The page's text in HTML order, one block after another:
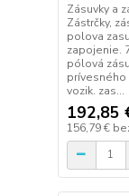
Zásuvky a
Zástrčky,
polova
zapojenie.
pólová
prívesného
vozik. zas...
192,85
156,79 €